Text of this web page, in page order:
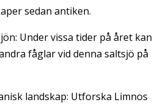
sedan antiken.
Under vissa tider på året kan
fåglar vid denna saltsjö på
landskap: Utforska Limnos